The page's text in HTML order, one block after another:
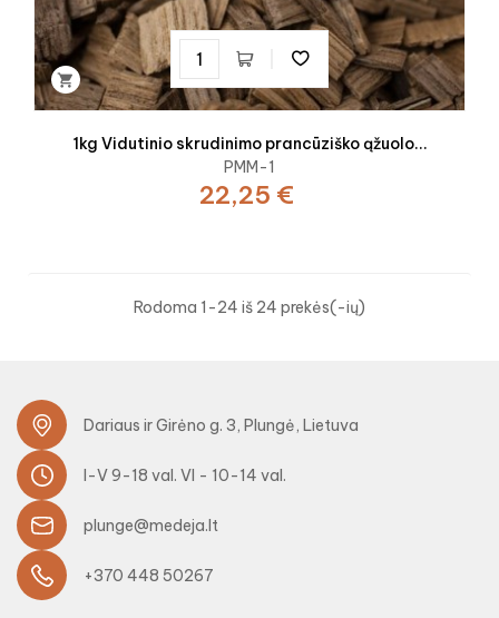

1kg Vidutinio skrudinimo prancūziško ąžuolo...
PMM-1
22,25 €
Rodoma 1-24 iš 24 prekės(-ių)
Dariaus ir Girėno g. 3, Plungė, Lietuva
I-V 9-18 val. VI - 10-14 val.
plunge@medeja.lt
+370 448 50267